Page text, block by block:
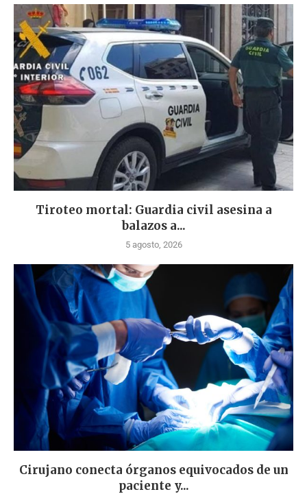
Tiroteo mortal: Guardia civil asesina a
balazos a...
5 agosto, 2026
Cirujano conecta órganos equivocados de un
paciente y...